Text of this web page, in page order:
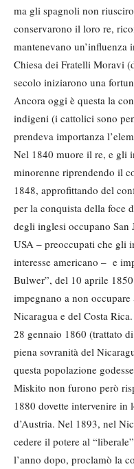
ma gli spagnoli non
conservarono il loro re,
mantenevano un’influenza
Chiesa dei Fratelli Moravi
secolo iniziarono una
Ancora oggi è questa la
indigeni (i cattolici sono
prendeva importanza
Nel 1840 muore il re, e gli
minorenne riprendendo il
1848, approfittando del
per la conquista della foce
degli inglesi occupano
USA – preoccupati che gli
interesse americano – e
Bulwer”, del 10 aprile
impegnano a non
Nicaragua e del Costa
28 gennaio 1860 (trattato
piena sovranità del
questa popolazione
Miskito non furono però
1880 dovette intervenire in
d’Austria. Nel 1893, nel
cedere il potere al
l’anno dopo, proclamò la